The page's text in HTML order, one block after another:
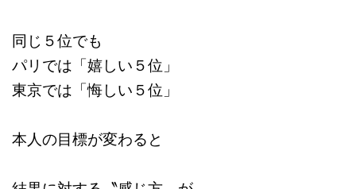
同じ５位でも
パリでは「嬉しい５位」
東京では「悔しい５位」
本人の目標が変わると